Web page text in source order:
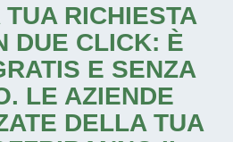
RICHIESTA
DUE CLICK: È
E SENZA
LE AZIENDE
DELLA TUA